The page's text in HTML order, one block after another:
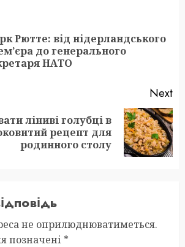
Рютте: від нідерландського
до генерального
НАТО
Next
ліниві голубці в
рецепт для
родинного столу
не оприлюднюватиметься.
позначені *